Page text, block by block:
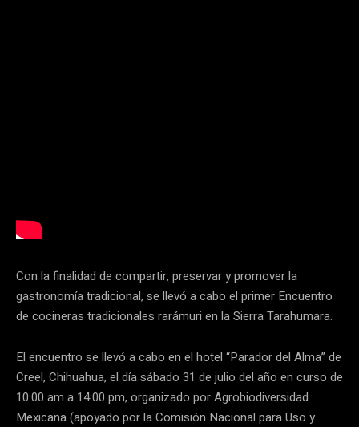
Con la finalidad de compartir, preservar y promover la
gastronomía tradicional, se llevó a cabo el primer Encuentro
de cocineras tradicionales rarámuri en la Sierra Tarahumara.
El encuentro se llevó a cabo en el hotel “Parador del Alma” de
Creel, Chihuahua, el día sábado 31 de julio del año en curso de
10:00 am a 14:00 pm, organizado por Agrobiodiversidad
Mexicana (apoyado por la Comisión Nacional para Uso y